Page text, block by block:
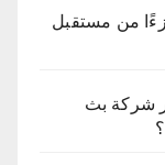
من مستقبل
شركة بث